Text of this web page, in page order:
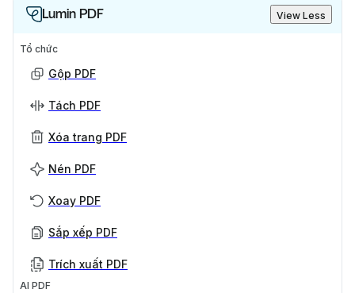
Lumin PDF View Less
Tổ chức
Gộp PDF
Tách PDF
Xóa trang PDF
Nén PDF
Xoay PDF
Sắp xếp PDF
Trích xuất PDF
AI PDF